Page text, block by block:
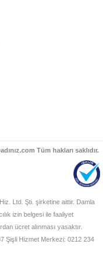
Tüm hakları saklıdır.
Ltd. Şti. şirketine aittir. Damla
izin belgesi ile faaliyet
ücret alınması yasaktır.
Şişli Hizmet Merkezi: 0212 234